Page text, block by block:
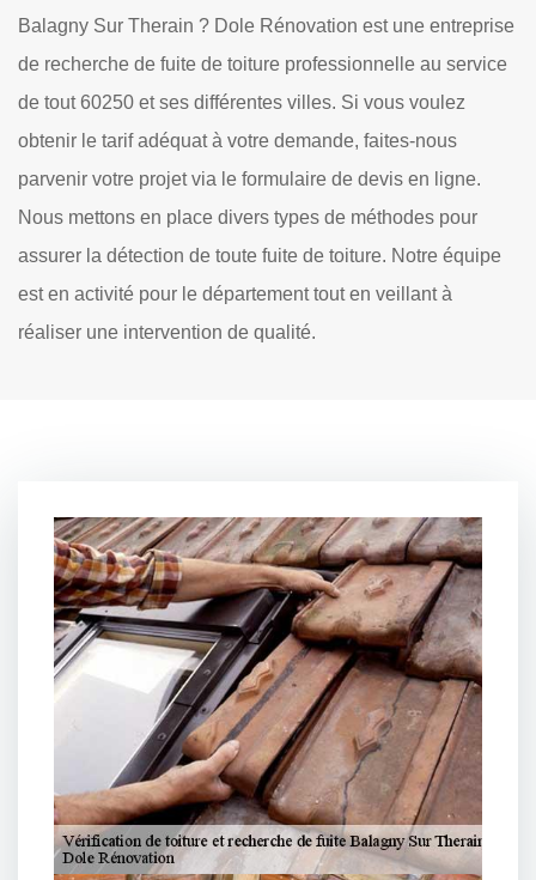
Balagny Sur Therain ? Dole Rénovation est une entreprise
de recherche de fuite de toiture professionnelle au service
de tout 60250 et ses différentes villes. Si vous voulez
obtenir le tarif adéquat à votre demande, faites-nous
parvenir votre projet via le formulaire de devis en ligne.
Nous mettons en place divers types de méthodes pour
assurer la détection de toute fuite de toiture. Notre équipe
est en activité pour le département tout en veillant à
réaliser une intervention de qualité.